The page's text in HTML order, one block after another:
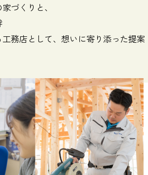
づくりと、
務店として、 想いに寄り添った提案